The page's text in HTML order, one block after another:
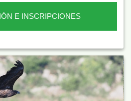
E INSCRIPCIONES